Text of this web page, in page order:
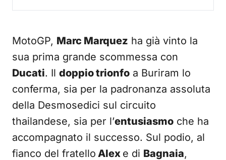
MotoGP, Marc Marquez ha già vinto la
sua prima grande scommessa con
Ducati. Il doppio trionfo a Buriram lo
conferma, sia per la padronanza assoluta
della Desmosedici sul circuito
thailandese, sia per l’entusiasmo che ha
accompagnato il successo. Sul podio, al
fianco del fratello Alex e di Bagnaia,